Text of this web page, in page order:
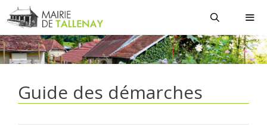
Aller
au
contenu
Guide des démarches